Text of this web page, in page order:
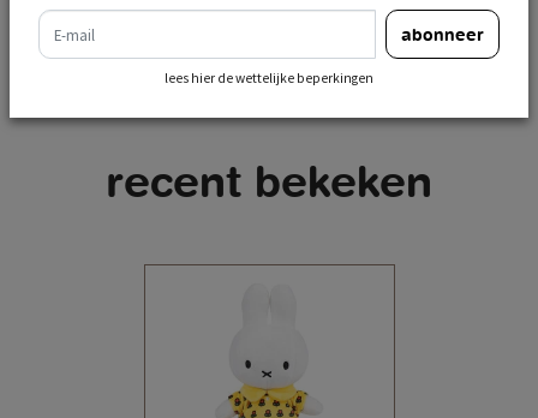
recent bekeken
e-mail
abonneer
lees hier de wettelijke beperkingen